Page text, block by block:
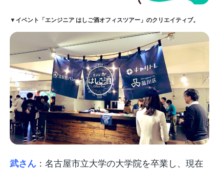
▼イベント「エンジニア はしご酒オフィスツアー」のクリエイティブ。
武さん ：名古屋市立大学の大学院を卒業し、現在